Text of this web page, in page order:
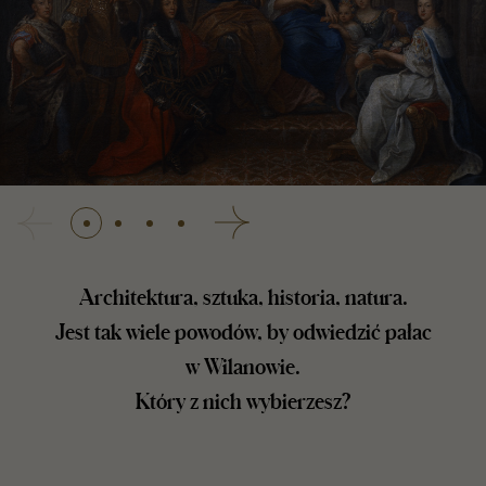
Następny
Architektura, sztuka, historia, natura.
Jest tak wiele powodów, by odwiedzić pałac
w Wilanowie.
Który z nich wybierzesz?